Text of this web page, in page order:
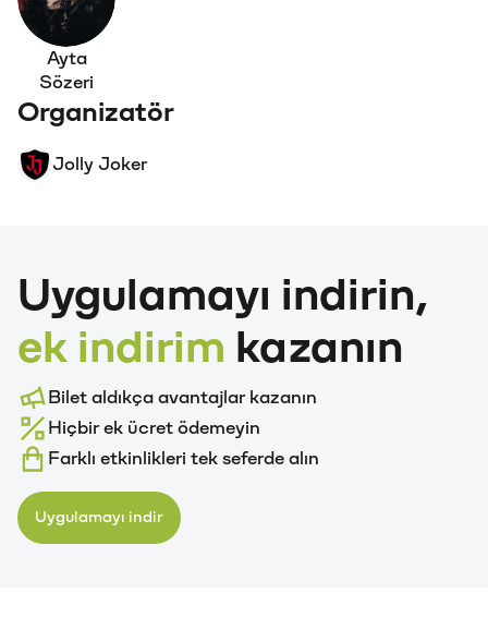
Ayta
Sözeri
Organizatör
Jolly Joker
Uygulamayı indirin,
ek indirim kazanın
Bilet aldıkça avantajlar kazanın
Hiçbir ek ücret ödemeyin
Farklı etkinlikleri tek seferde alın
Uygulamayı indir